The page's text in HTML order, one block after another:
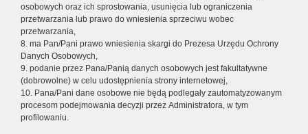
osobowych oraz ich sprostowania, usunięcia lub ograniczenia
przetwarzania lub prawo do wniesienia sprzeciwu wobec
przetwarzania,
8. ma Pan/Pani prawo wniesienia skargi do Prezesa Urzędu Ochrony
Danych Osobowych,
9. podanie przez Pana/Panią danych osobowych jest fakultatywne
(dobrowolne) w celu udostępnienia strony internetowej,
10. Pana/Pani dane osobowe nie będą podlegały zautomatyzowanym
procesom podejmowania decyzji przez Administratora, w tym
profilowaniu.